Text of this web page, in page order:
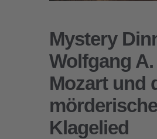
Mystery
Wolfgang A.
Mozart und
mörderische
Klagelied